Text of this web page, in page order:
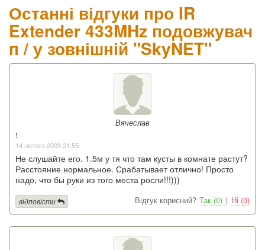
Останні відгуки про IR
Extender 433MHz подовжувач
п / у зовнішній "SkyNET"
Вячеслав
!
14 лютого 2009 21:55
Не слушайте его. 1.5м у тя что там кусты в комнате растут?
Расстояние нормальное. Срабатывает отлично! Просто
надо, что бы руки из того места росли!!!)))
Відгук корисний? Так (0) | Ні (0)
відповісти